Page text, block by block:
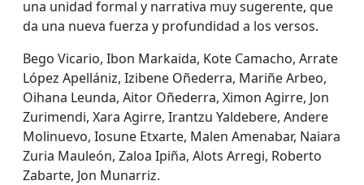
una unidad formal y narrativa muy sugerente, que
da una nueva fuerza y profundidad a los versos.
Bego Vicario, Ibon Markaida, Kote Camacho, Arrate
López Apellániz, Izibene Oñederra, Mariñe Arbeo,
Oihana Leunda, Aitor Oñederra, Ximon Agirre, Jon
Zurimendi, Xara Agirre, Irantzu Yaldebere, Andere
Molinuevo, Iosune Etxarte, Malen Amenabar, Naiara
Zuria Mauleón, Zaloa Ipiña, Alots Arregi, Roberto
Zabarte, Jon Munarriz.